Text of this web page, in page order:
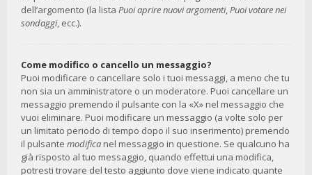
dell’argomento (la lista Puoi aprire nuovi argomenti,Puoi votare nei
sondaggi, ecc.).
Come modifico o cancello un messaggio?
Puoi modificare o cancellare solo i tuoi messaggi, a meno che tu
non sia un amministratore o un moderatore. Puoi cancellare un
messaggio premendo il pulsante con la «X» nel messaggio che
vuoi eliminare. Puoi modificare un messaggio (a volte solo per
un limitato periodo di tempo dopo il suo inserimento) premendo
il pulsante modifica nel messaggio in questione. Se qualcuno ha
già risposto al tuo messaggio, quando effettui una modifica,
potresti trovare del testo aggiunto dove viene indicato quante